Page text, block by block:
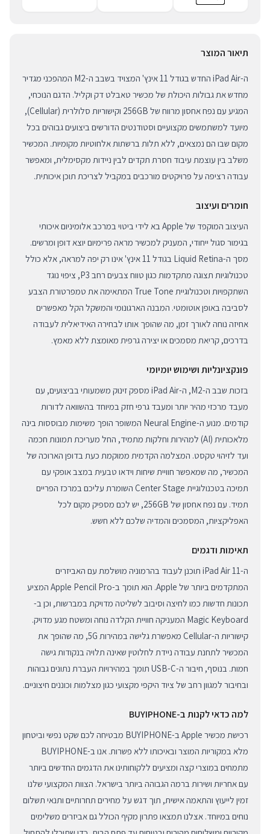
תיאור המוצר
ה-iPad Air החדש בגודל 11 אינץ' המצויד בשבב ה-M2 המהפכני מגדיר
מחדש את גבולות היכולת של מכשיר טאבלט דק וקליל. הדגם הנוכחי,
המגיע עם נפח אחסון מרווח של 256GB וקישוריות סלולרית (Cellular),
מיועד למשתמשים מקצועיים וסטודנטים הדורשים ביצועים גבוהים בכל
מקום שבו הם נמצאים, ללא תלות ברשתות אלחוטיות מקומיות. המכשיר
משלב בין עוצמת עיבוד חסרת תקדים לבין ניידות מקסימלית, ומאפשר
עבודה רציפה על פרויקטים מורכבים במקביל לצריכת תוכן איכותית.
חומרים ועיצוב
העיצוב המוקפד של Apple בא לידי ביטוי במרכב אלומיניום איכותי
בגימור סגול ייחודי, המעניק למכשיר מראה פרימיום יוצא דופן ומרשים.
מסך ה-Liquid Retina בגודל 11 אינץ' אינו רק יפה למראה, אלא כולל
טכנולוגיות תצוגה מתקדמות כגון טווח צבעים רחב P3, ציפוי נוגד
השתקפויות וטכנולוגיית True Tone המתאימה את טמפרטורת הצבע
לסביבה באופן אוטומטי. המבנה הארגונומי והמשקל הקל מאפשרים
אחיזה נוחה לאורך זמן, מה שהופך אותו לבחירה האידיאלית לעבודה
בדרכים, קריאת מסמכים או יצירה גרפית מאומצת ללא מאמץ.
פונקציונליות ושימוש יומיומי
בזכות שבב ה-M2, ה-iPad Air מספק זינוק משמעותי בביצועים, עם
מעבד מרכזי מהיר יותר ומעבד גרפי חזק במיוחד בהשוואה לדורות
קודמים. מנוע ה-Neural Engine המשופר הופך משימות מבוססות בינה
מלאכותית (AI) למהירות וחלקות מתמיד, החל מעריכת תמונות חכמה
ועד לזיהוי טקסט. המצלמה הקדמית ממוקמת כעת בדופן הארוכה של
המכשיר, מה שמאפשר חוויית שיחות וידאו טבעית במצב אופקי עם
תמיכה בטכנולוגיית Center Stage השומרת עליכם במרכז הפריים
תמיד. עם נפח אחסון של 256GB, יש לכם מספיק מקום לכל
האפליקציות, המסמכים והמדיה שלכם ללא חשש.
תאימות ודגמים
ה-iPad Air 11 תוכנן לעבוד בהרמוניה מושלמת עם האביזרים
המתקדמים ביותר של Apple. הוא תומך ב-Apple Pencil Pro המציע
תכונות חדשות כמו לחיצה וסיבוב לשליטה מדויקת במברשות, וכן ב-
Magic Keyboard המעניקה חוויית הקלדה נוחה ומשטח מגע מדויק.
קישוריות ה-Cellular מאפשרת גלישה במהירות 5G, מה שהופך את
המכשיר לתחנת עבודה ניידת לחלוטין שאינה תלויה בנקודות גישה
חמות. בנוסף, חיבור ה-USB-C תומך במהירויות העברת נתונים גבוהות
ובחיבור למגוון רחב של ציוד היקפי מקצועי כגון מצלמות וכוננים חיצוניים.
למה כדאי לקנות ב-BUYIPHONE
רכישת מכשיר Apple ב-BUYIPHONE מבטיחה לכם שקט נפשי וביטחון
מלא במקוריות המוצר ובאיכותו ללא פשרות. אנו ב-BUYIPHONE
מתמחים במוצרי קצה ומציעים ללקוחותינו את הדגמים החדשים ביותר
עם אחריות ושירות ברמה הגבוהה ביותר בישראל. הצוות המקצועי שלנו
זמין לייעוץ והתאמה אישית, תוך דגש על מחירים תחרותיים ותנאי תשלום
נוחים במיוחד. אצלנו תמצאו פתרון מקיף הכולל גם אביזרים משלימים